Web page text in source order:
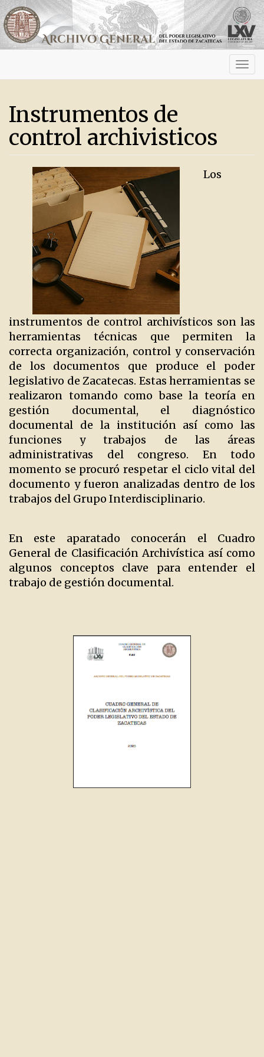
Instrumentos de
control archivisticos
Los
instrumentos de control archivísticos son las
herramientas técnicas que permiten la
correcta organización, control y conservación
de los documentos que produce el poder
legislativo de Zacatecas. Estas herramientas se
realizaron tomando como base la teoría en
gestión documental, el diagnóstico
documental de la institución así como las
funciones y trabajos de las áreas
administrativas del congreso. En todo
momento se procuró respetar el ciclo vital del
documento y fueron analizadas dentro de los
trabajos del Grupo Interdisciplinario.
En este aparatado conocerán el Cuadro
General de Clasificación Archivística así como
algunos conceptos clave para entender el
trabajo de gestión documental.